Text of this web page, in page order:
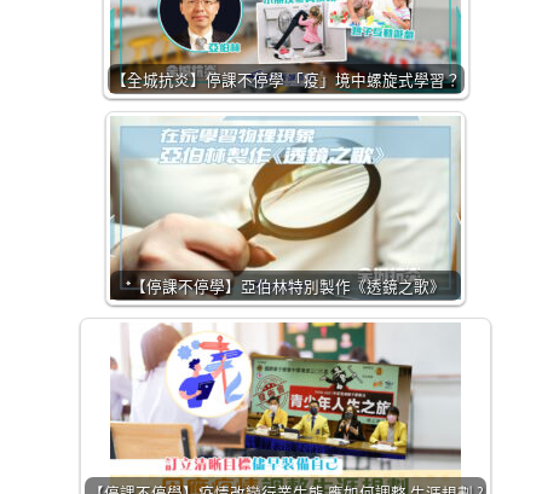
【全城抗炎】停課不停學 「疫」境中螺旋式學習？
*【停課不停學】亞伯林特別製作《透鏡之歌》